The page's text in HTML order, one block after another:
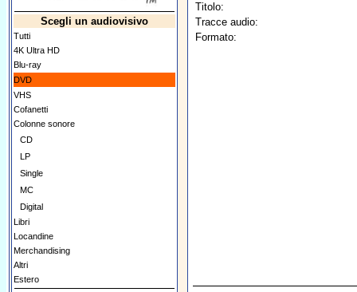
Scegli un audiovisivo
Tutti
4K Ultra HD
Blu-ray
DVD
VHS
Cofanetti
Colonne sonore
CD
LP
Single
MC
Digital
Libri
Locandine
Merchandising
Altri
Estero
Titolo:
Tracce audio:
Formato: